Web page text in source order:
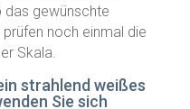
das gewünschte
noch einmal die
Skala.
strahlend weißes
Sie sich